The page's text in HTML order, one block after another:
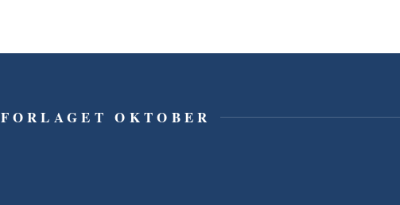
FORLAGET OKTOBER